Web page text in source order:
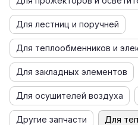
Для лестниц и поручней
Для теплообменников и
Для закладных элементов
Для осушителей воздуха
Другие запчасти Для